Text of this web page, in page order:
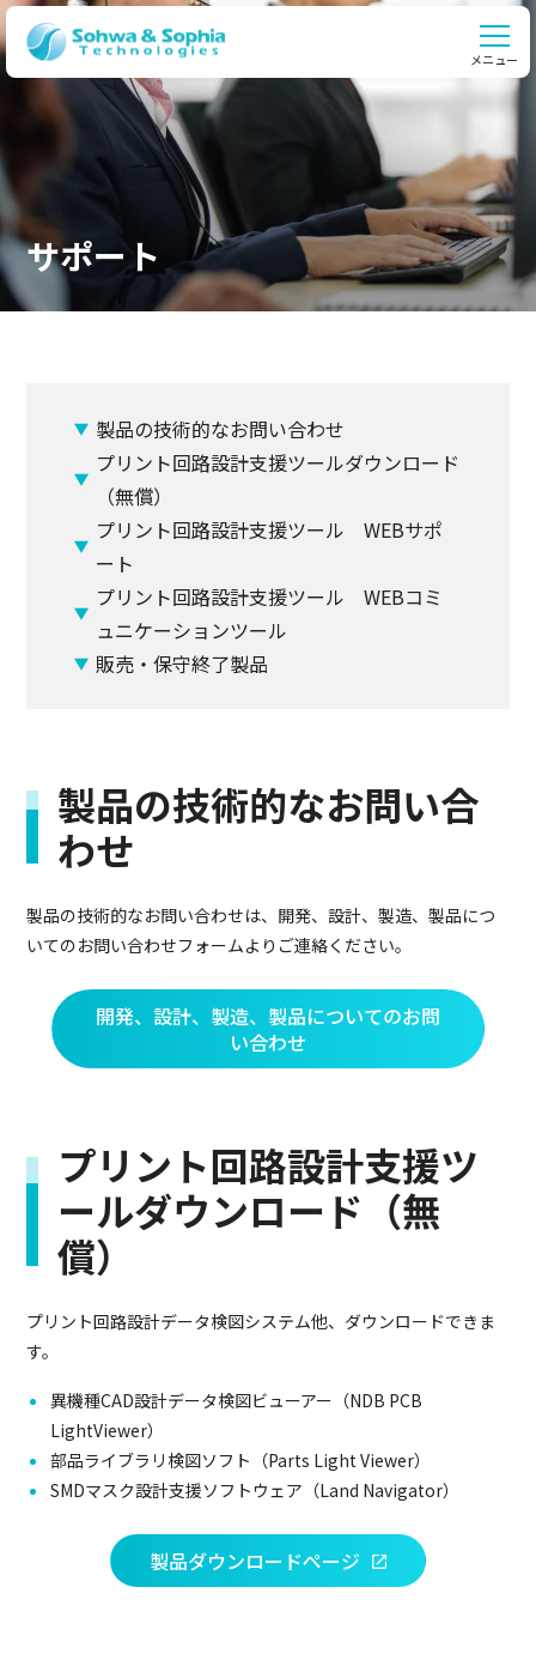
メニュー
サポート
製品の技術的なお問い合わせ
プリント回路設計支援ツールダウンロード
（無償）
プリント回路設計支援ツール WEBサポ
ート
プリント回路設計支援ツール WEBコミ
ュニケーションツール
販売・保守終了製品
製品の技術的なお問い合
わせ
製品の技術的なお問い合わせは、開発、設計、製造、製品につ
いてのお問い合わせフォームよりご連絡ください。
開発、設計、製造、製品についてのお問
い合わせ
プリント回路設計支援ツ
ールダウンロード（無
償）
プリント回路設計データ検図システム他、ダウンロードできま
す。
異機種CAD設計データ検図ビューアー（NDB PCB
LightViewer）
部品ライブラリ検図ソフト（Parts Light Viewer）
SMDマスク設計支援ソフトウェア（Land Navigator）
製品ダウンロードページ